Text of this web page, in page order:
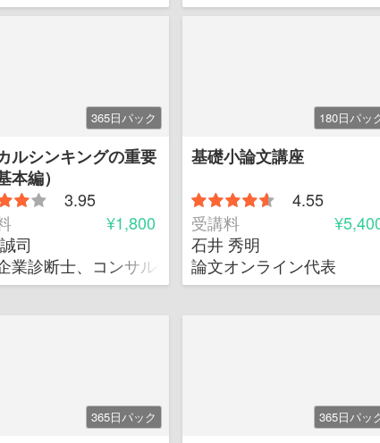
師、PCスクール講師、通信制大学院システムマ
365日パック
ルシンキングの重要
本編）
3.95
¥1,800
司
業診断士、コンサルティング会社キー・トゥーサ
180日パッ
基礎小論文講座
4.55
受講料
石井 秀明
論文オンライン代表
365日パック 365日パッ